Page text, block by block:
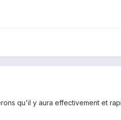
qu'il y aura effectivement et